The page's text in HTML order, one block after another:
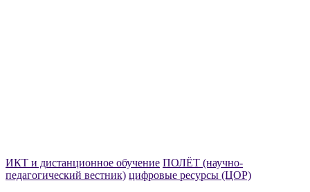
ИКТ и дистанционное обучение ПОЛЁТ (научно-
педагогический вестник) цифровые ресурсы (ЦОР)